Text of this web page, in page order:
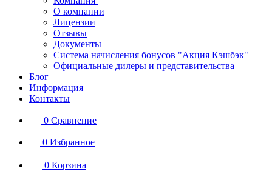
О компании
Лицензии
Отзывы
Документы
Система начисления бонусов "Акция Кэшбэк"
Официальные дилеры и представительства
Блог
Информация
Контакты
0 Сравнение
0 Избранное
0 Корзина